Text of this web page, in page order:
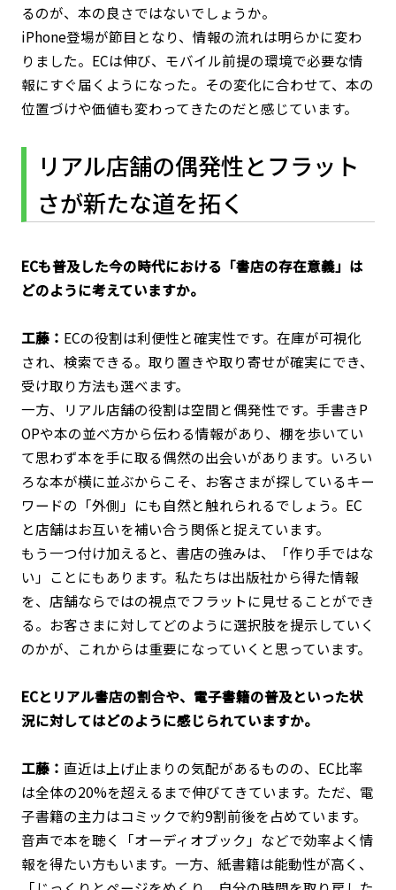
るのが、本の良さではないでしょうか。
iPhone登場が節目となり、情報の流れは明らかに変わ
りました。ECは伸び、モバイル前提の環境で必要な情
報にすぐ届くようになった。その変化に合わせて、本の
位置づけや価値も変わってきたのだと感じています。
リアル店舗の偶発性とフラット
さが新たな道を拓く
――ECも普及した今の時代における「書店の存在意義」は
どのように考えていますか。
工藤： ECの役割は利便性と確実性です。在庫が可視化
され、検索できる。取り置きや取り寄せが確実にでき、
受け取り方法も選べます。
一方、リアル店舗の役割は空間と偶発性です。手書きP
OPや本の並べ方から伝わる情報があり、棚を歩いてい
て思わず本を手に取る偶然の出会いがあります。いろい
ろな本が横に並ぶからこそ、お客さまが探しているキー
ワードの「外側」にも自然と触れられるでしょう。EC
と店舗はお互いを補い合う関係と捉えています。
もう一つ付け加えると、書店の強みは、「作り手ではな
い」ことにもあります。私たちは出版社から得た情報
を、店舗ならではの視点でフラットに見せることができ
る。お客さまに対してどのように選択肢を提示していく
のかが、これからは重要になっていくと思っています。
――ECとリアル書店の割合や、電子書籍の普及といった状
況に対してはどのように感じられていますか。
工藤： 直近は上げ止まりの気配があるものの、EC比率
は全体の20%を超えるまで伸びてきています。ただ、電
子書籍の主力はコミックで約9割前後を占めています。
音声で本を聴く「オーディオブック」などで効率よく情
報を得たい方もいます。一方、紙書籍は能動性が高く、